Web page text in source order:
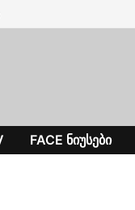
FACE ᲜᲘᲣᲡᲔᲑᲘ